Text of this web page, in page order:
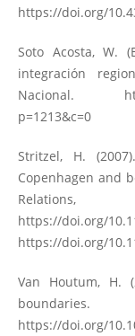
https://doi.org/
Soto Acosta, W.
integración
Nacional.
p=1213&c=0
Stritzel, H.
Copenhagen and
https://doi.org/
https://doi.org/
Van Houtum, H.
boundaries.
https://doi.org/